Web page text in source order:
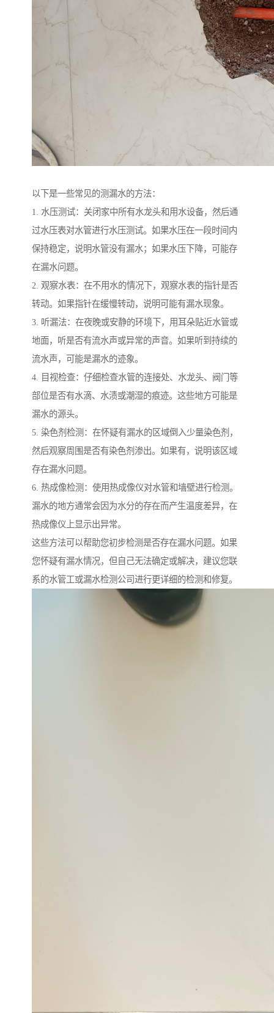
以下是一些常见的测漏水的方法：
1. 水压测试：关闭家中所有水龙头和用水设备，然后通
过水压表对水管进行水压测试。如果水压在一段时间内
保持稳定，说明水管没有漏水；如果水压下降，可能存
在漏水问题。
2. 观察水表：在不用水的情况下，观察水表的指针是否
转动。如果指针在缓慢转动，说明可能有漏水现象。
3. 听漏法：在夜晚或安静的环境下，用耳朵贴近水管或
地面，听是否有流水声或异常的声音。如果听到持续的
流水声，可能是漏水的迹象。
4. 目视检查：仔细检查水管的连接处、水龙头、阀门等
部位是否有水滴、水渍或潮湿的痕迹。这些地方可能是
漏水的源头。
5. 染色剂检测：在怀疑有漏水的区域倒入少量染色剂，
然后观察周围是否有染色剂渗出。如果有，说明该区域
存在漏水问题。
6. 热成像检测：使用热成像仪对水管和墙壁进行检测。
漏水的地方通常会因为水分的存在而产生温度差异，在
热成像仪上显示出异常。
这些方法可以帮助您初步检测是否存在漏水问题。如果
您怀疑有漏水情况，但自己无法确定或解决，建议您联
系的水管工或漏水检测公司进行更详细的检测和修复。